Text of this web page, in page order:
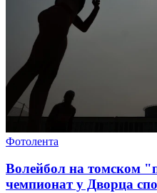
Фотолента
Волейбол на томском
чемпионат у Дворца